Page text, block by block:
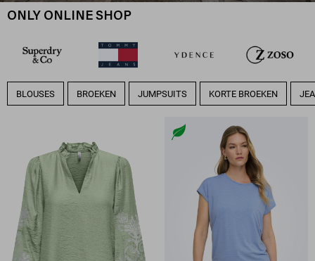
ONLY ONLINE SHOP
BLOUSES BROEKEN JUMPSUITS KORTE BROEKEN